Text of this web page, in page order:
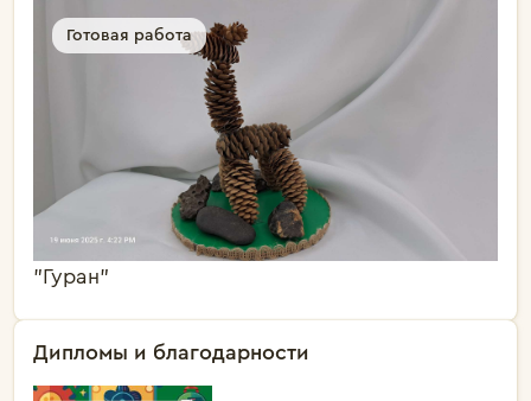
Готовая работа
"Гуран"
Дипломы и благодарности